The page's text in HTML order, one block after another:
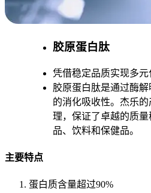
胶原蛋白肽
凭借稳定品质实现多
胶原蛋白肽是通过酶
的消化吸收性。杰乐
理，保证了卓越的质
品、饮料和保健品。
主要特点
蛋白质含量超过90%